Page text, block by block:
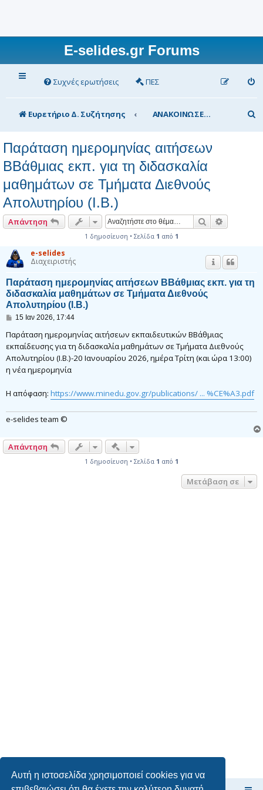
Αυτή η ιστοσελίδα χρησιμοποιεί cookies για να
E-selides.gr Forums
Συχνές ερωτήσεις ΠΕΣ
Ευρετήριο Δ. Συζήτησης ΑΝΑΚΟΙΝΩΣΕΙΣ Υπουργείου Παιδείας
ν
Παράταση ημερομηνίας αιτήσεων
ΒΒάθμιας εκπ. για τη διδασκαλία
μαθημάτων σε Τμήματα Διεθνούς
Απολυτηρίου (Ι.Β.)
Απάντηση Αναζήτηση
1 δημοσίευση • Σελίδα 1 από 1
e-selides
Διαχειριστής
Παράταση ημερομηνίας αιτήσεων ΒΒάθμιας εκπ. για τη
διδασκαλία μαθημάτων σε Τμήματα Διεθνούς
Απολυτηρίου (Ι.Β.)
Δ
μ
ο
σ
ί
υ
η
15 Ιαν 2026, 17:44
Παράταση ημερομηνίας αιτήσεων εκπαιδευτικών ΒΒάθμιας
εκπαίδευσης για τη διδασκαλία μαθημάτων σε Τμήματα Διεθνούς
Απολυτηρίου (Ι.Β.)-20 Ιανουαρίου 2026, ημέρα Τρίτη (και ώρα 13:00)
η νέα ημερομηνία
Η απόφαση: https://www.minedu.gov.gr/publications/ ... %CE%A3.pdf
e-selides team ©
Απάντηση Γρήγορα εργαλεία συντονισμού
1 δημοσίευση • Σελίδα 1 από 1
Μετάβαση σε